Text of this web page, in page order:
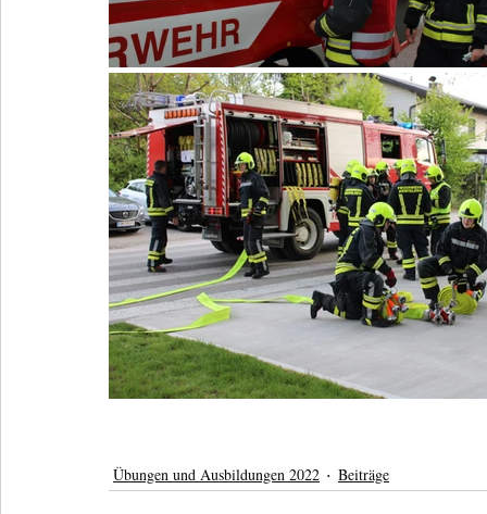
Übungen und Ausbildungen 2022 Beiträge